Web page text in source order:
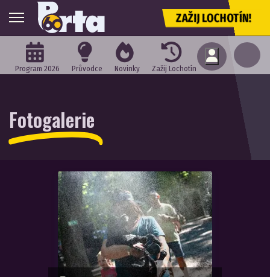
ZAŽIJ LOCHOTÍN!
Program 2026 Průvodce Novinky Zažij Lochotín
Fotogalerie